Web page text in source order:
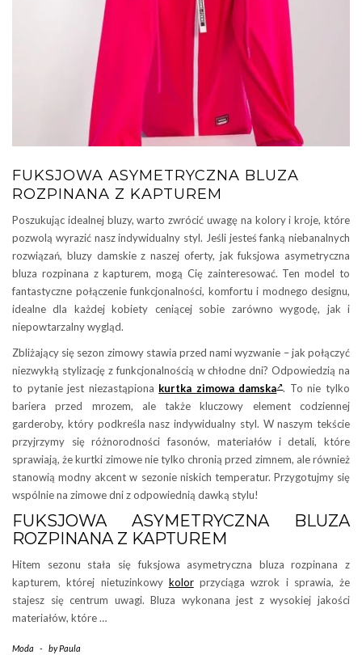
FUKSJOWA ASYMETRYCZNA BLUZA
ROZPINANA Z KAPTUREM
Poszukując idealnej bluzy, warto zwrócić uwagę na kolory i kroje, które
pozwolą wyrazić nasz indywidualny styl. Jeśli jesteś fanką niebanalnych
rozwiązań, bluzy damskie z naszej oferty, jak fuksjowa asymetryczna
bluza rozpinana z kapturem, mogą Cię zainteresować. Ten model to
fantastyczne połączenie funkcjonalności, komfortu i modnego designu,
idealne dla każdej kobiety ceniącej sobie zarówno wygodę, jak i
niepowtarzalny wygląd.
Zbliżający się sezon zimowy stawia przed nami wyzwanie – jak połączyć
niezwykłą stylizację z funkcjonalnością w chłodne dni? Odpowiedzią na
to pytanie jest niezastąpiona kurtka zimowa damska . To nie tylko
bariera przed mrozem, ale także kluczowy element codziennej
garderoby, który podkreśla nasz indywidualny styl. W naszym tekście
przyjrzymy się różnorodności fasonów, materiałów i detali, które
sprawiają, że kurtki zimowe nie tylko chronią przed zimnem, ale również
stanowią modny akcent w sezonie niskich temperatur. Przygotujmy się
wspólnie na zimowe dni z odpowiednią dawką stylu!
FUKSJOWA ASYMETRYCZNA BLUZA
ROZPINANA Z KAPTUREM
Hitem sezonu stała się fuksjowa asymetryczna bluza rozpinana z
kapturem, której nietuzinkowy kolorprzyciąga wzrok i sprawia, że
stajesz się centrum uwagi. Bluza wykonana jest z wysokiej jakości
materiałów, które …
Moda - byPaula